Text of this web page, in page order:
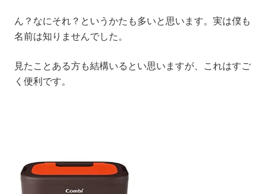
ん？なにそれ？というかたも多いと思います。実は僕も
名前は知りませんでした。
見たことある方も結構いるとい思いますが、これはすご
く便利です。